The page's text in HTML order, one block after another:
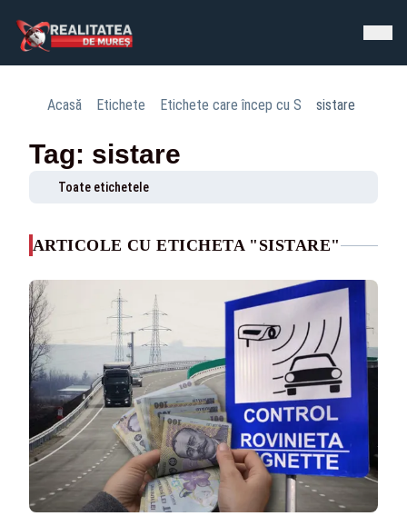
Acasă Etichete Etichete care încep cu S sistare
Tag: sistare
Toate etichetele
ARTICOLE CU ETICHETA "SISTARE"